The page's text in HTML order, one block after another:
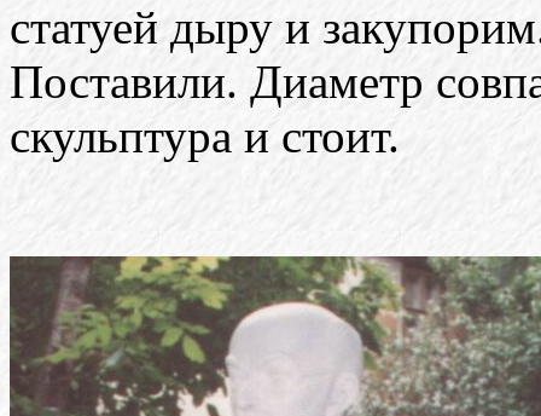
статуей дыру и
Поставили. Диаметр
скульптура и стоит.